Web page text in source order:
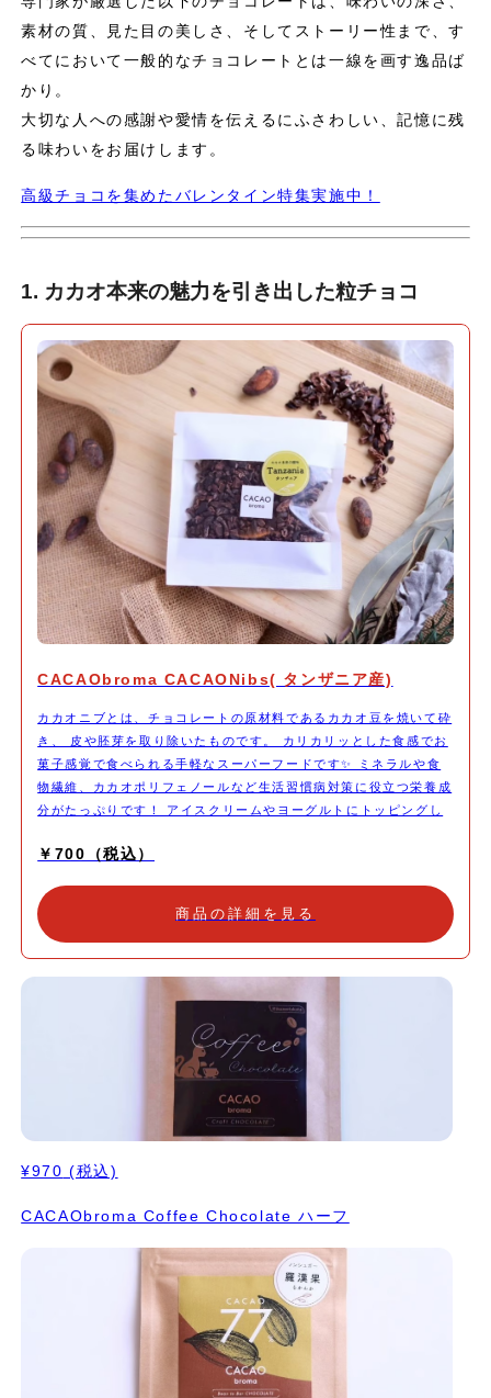
素材の質、見た目の美しさ、そしてストーリー性まで、す
べてにおいて一般的なチョコレートとは一線を画す逸品ば
かり。
大切な人への感謝や愛情を伝えるにふさわしい、記憶に残
る味わいをお届けします。
高級チョコを集めたバレンタイン特集実施中！
1. カカオ本来の魅力を引き出した粒チョコ
CACAObroma CACAONibs( タンザニア産)
カカオニブとは、チョコレートの原材料であるカカオ豆を焼いて砕
き、 皮や胚芽を取り除いたものです。 カリカリッとした食感でお
菓子感覚で食べられる手軽なスーパーフードです✨ ミネラルや食
物繊維、カカオポリフェノールなど生活習慣病対策に役立つ栄養成
分がたっぷりです！ アイスクリームやヨーグルトにトッピングし
い。
￥700（税込）
商品の詳細を見る
¥970 (税込)
CACAObroma Coffee Chocolate ハーフ